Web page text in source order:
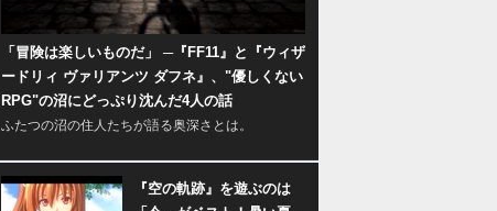
「冒険は楽しいものだ」 ─『FF11』と『ウィザ
ードリィ ヴァリアンツ ダフネ』、"優しくない
RPG"の沼にどっぷり沈んだ4人の話
ふたつの沼の住人たちが語る奥深さとは。
『空の軌跡』を遊ぶのは